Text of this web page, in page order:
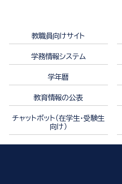
教職員向けサイト
学務情報システム
学年暦
教育情報の公表
チャットボット（在学生・受験生
向け）